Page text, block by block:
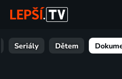
Seriály Dětem